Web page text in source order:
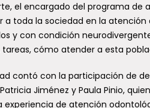
el encargado del programa de
a toda la sociedad en la
y con condición
cómo atender a esta
contó con la participación de
Jiménez y Paula Pinio,
experiencia de atención